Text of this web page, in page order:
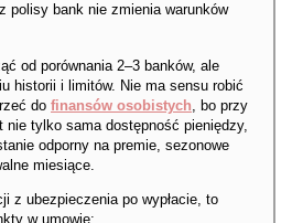
polisy bank nie zmienia warunków
od porównania 2–3 banków, ale
historii i limitów. Nie ma sensu robić
do finansów osobistych, bo przy
tylko sama dostępność pieniędzy,
odporny na premie, sezonowe
miesiące.
z ubezpieczenia po wypłacie, to
w umowie: